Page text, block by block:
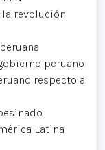
la revolución
peruano
respecto a
Latina